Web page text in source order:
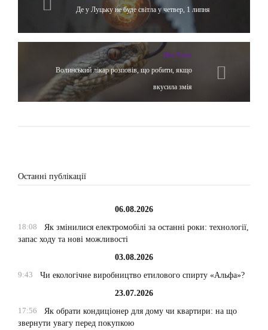
Де у Луцьку не буде світла у четвер, 1 липня
Hot News
Волинський лікар розповів, що робити, якщо
вкусила змія
Останні публікації
06.08.2026
18:08
Як змінилися електромобілі за останні роки: технології,
запас ходу та нові можливості
03.08.2026
9:43
Чи екологічне виробництво етилового спирту «Альфа»?
23.07.2026
17:56
Як обрати кондиціонер для дому чи квартири: на що
звернути увагу перед покупкою